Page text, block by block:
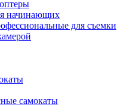
начинающих
для съемки
самокаты